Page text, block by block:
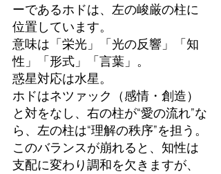
ーであるホドは、左の峻厳の柱に
位置しています。
意味は「栄光」「光の反響」「知
性」「形式」「言葉」。
惑星対応は水星。
ホドはネツァック（感情・創造）
と対をなし、右の柱が“愛の流れ”な
ら、左の柱は“理解の秩序”を担う。
このバランスが崩れると、知性は
支配に変わり調和を欠きますが、